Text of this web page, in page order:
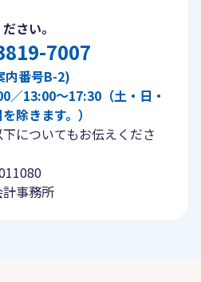
さい。
7007
内番号B-2)
／13:00〜17:30（土・日・
除きます。）
についてもお伝えくださ
事務所